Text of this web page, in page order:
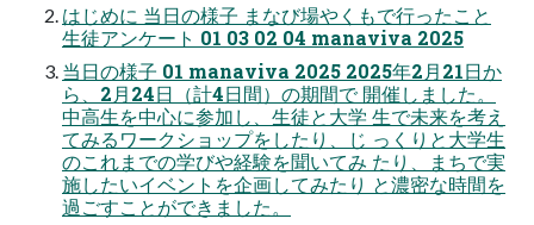
はじめに 当日の様子 まなび場やくもで行ったこと
生徒アンケート 01 03 02 04 manaviva 2025
当日の様子 01 manaviva 2025 2025年2月21日か
ら、2月24日（計4日間）の期間で 開催しました。
中高生を中心に参加し、生徒と大学 生で未来を考え
てみるワークショップをしたり、じ っくりと大学生
のこれまでの学びや経験を聞いてみ たり、まちで実
施したいイベントを企画してみたり と濃密な時間を
過ごすことができました。